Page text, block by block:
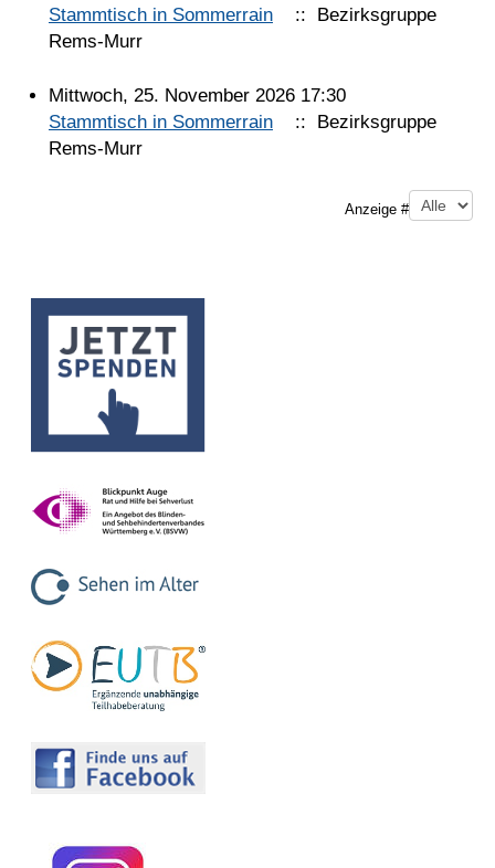
Stammtisch in Sommerrain
:: Bezirksgruppe
Rems-Murr
Mittwoch, 25. November 2026 17:30
Stammtisch in Sommerrain
:: Bezirksgruppe
Rems-Murr
Anzeige #